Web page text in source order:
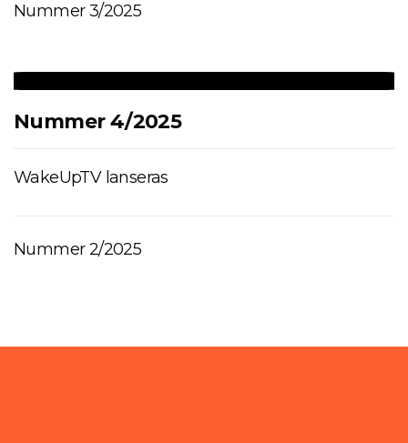
Nummer 3/2025
Nummer 4/2025
WakeUpTV lanseras
Nummer 2/2025